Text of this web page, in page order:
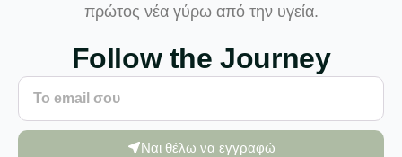
πρώτος νέα γύρω από την υγεία.
Follow the Journey
Ναι θέλω να εγγραφώ